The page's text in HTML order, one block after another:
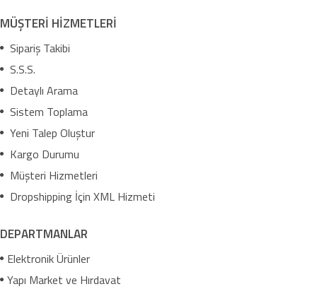
MÜŞTERİ HİZMETLERİ
Sipariş Takibi
S.S.S.
Detaylı Arama
Sistem Toplama
Yeni Talep Oluştur
Kargo Durumu
Müşteri Hizmetleri
Dropshipping İçin XML Hizmeti
DEPARTMANLAR
Elektronik Ürünler
Yapı Market ve Hırdavat